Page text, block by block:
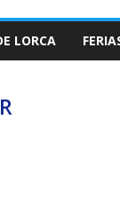
LORCA